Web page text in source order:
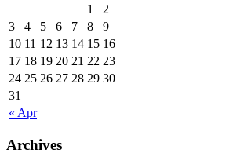
« Apr
1
2
3
4 5 6 7 8
9
10 11 12 13 14 15 16
17 18 19 20 21 22 23
24 25 26 27 28 29 30
31
Archives